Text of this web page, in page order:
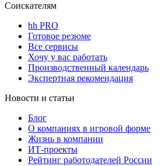
Соискателям
hh PRO
Готовое резюме
Все сервисы
Хочу у вас работать
Производственный календарь
Экспертная рекомендация
Новости и статьи
Блог
О компаниях в игровой форме
Жизнь в компании
ИТ-проекты
Рейтинг работодателей России